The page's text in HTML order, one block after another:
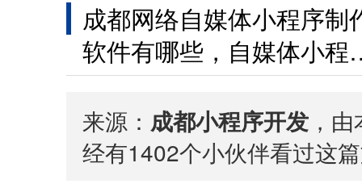
成都网络自媒体小程序制
软件有哪些，自媒体小程
怎么做
来源： 成都小程序开发，由
经有1402个小伙伴看过这